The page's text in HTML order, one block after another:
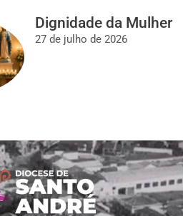
Dignidade da Mulher
27 de julho de 2026